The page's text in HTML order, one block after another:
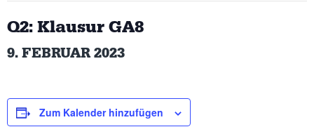
Q2: Klausur GA8
9. FEBRUAR 2023
Zum Kalender hinzufügen